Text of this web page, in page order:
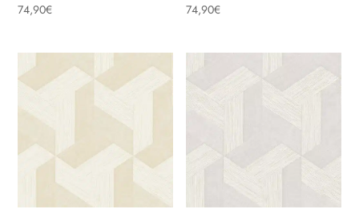
74,90€ 74,90€